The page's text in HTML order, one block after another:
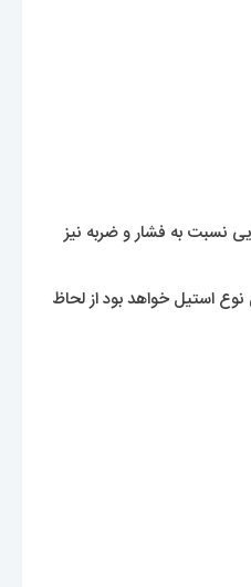
نسبت به فشار و ضربه نیز
استیل خواهد بود از لحاظ